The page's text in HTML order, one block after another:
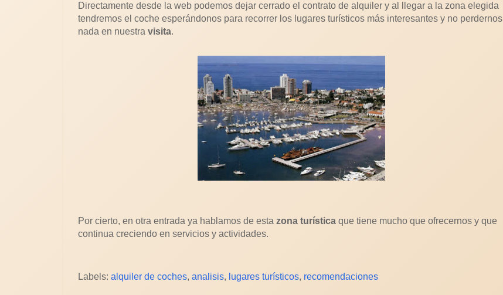
Directamente desde la web podemos dejar cerrado el contrato de alquiler y al llegar a la zona elegida
tendremos el coche esperándonos para recorrer los lugares turísticos más interesantes y no perdernos
nada en nuestra visita.
Por cierto, en otra entrada ya hablamos de esta zona turística que tiene mucho que ofrecernos y que
continua creciendo en servicios y actividades.
Labels: alquiler de coches, analisis, lugares turísticos, recomendaciones